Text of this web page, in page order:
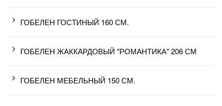
ГОБЕЛЕН ГОСТИНЫЙ 160 СМ.
ГОБЕЛЕН ЖАККАРДОВЫЙ "РОМАНТИКА" 206 СМ
ГОБЕЛЕН МЕБЕЛЬНЫЙ 150 СМ.